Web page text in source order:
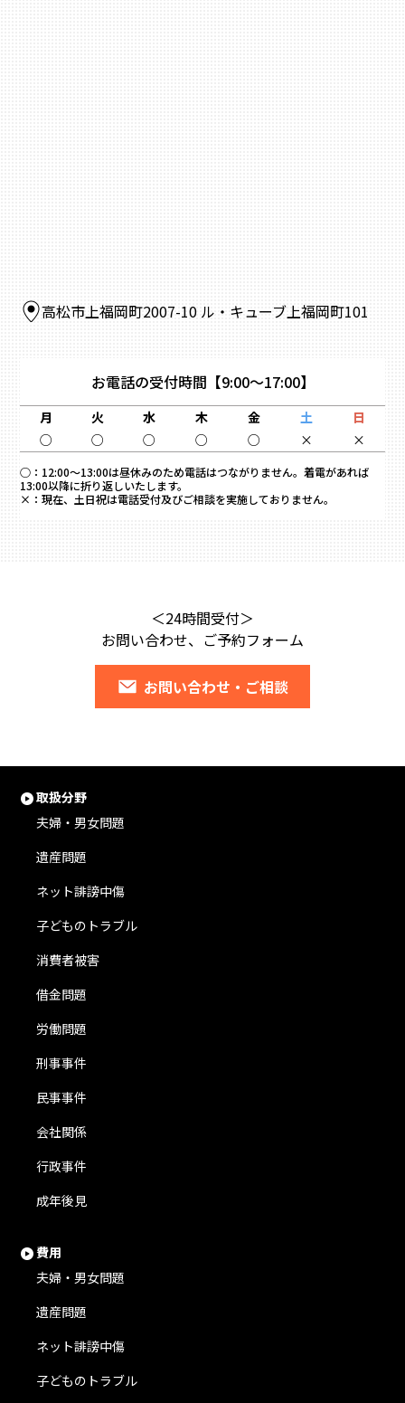
高松市上福岡町2007-10 ル・キューブ上福岡町101
お電話の受付時間 【9:00～17:00】
月 火 水 木 金 土
日
○
○ ○ ○ ○ × ×
○： 12:00～13:00は昼休みのため電話はつながりません。着電があれば
13:00以降に折り返しいたします。
×： 現在、土日祝は電話受付及びご相談を実施しておりません。
＜24時間受付＞
お問い合わせ、ご予約フォーム
お問い合わせ・ご相談
取扱分野
夫婦・男女問題
遺産問題
ネット誹謗中傷
子どものトラブル
消費者被害
借金問題
労働問題
刑事事件
民事事件
会社関係
行政事件
成年後見
費用
夫婦・男女問題
遺産問題
ネット誹謗中傷
子どものトラブル